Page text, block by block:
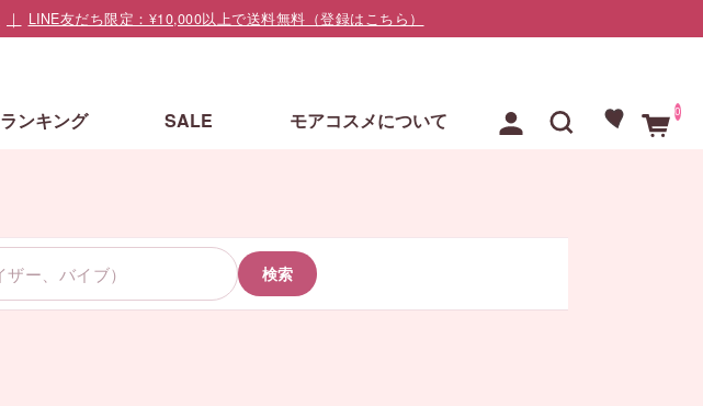
ランキング SALE モアコスメについて 0
検索
LINE友だち限定：¥10,000以上で送料無料（登録はこちら）